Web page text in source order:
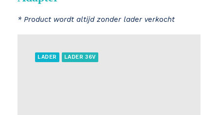
* Product wordt altijd zonder lader verkocht
LADER LADER 36V